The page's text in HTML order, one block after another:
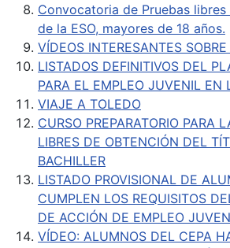
Convocatoria de Pruebas
de la ESO, mayores de 18 años.
VÍDEOS INTERESANTES
LISTADOS DEFINITIVOS DEL
PARA EL EMPLEO JUVENIL EN
VIAJE A TOLEDO
CURSO PREPARATORIO PARA
LIBRES DE OBTENCIÓN DEL
BACHILLER
LISTADO PROVISIONAL DE
CUMPLEN LOS REQUISITOS
DE ACCIÓN DE EMPLEO
VÍDEO: ALUMNOS DEL CEPA